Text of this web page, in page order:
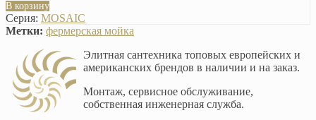
В корзину
Серия: MOSAIC
Метки: фермерская мойка
Элитная сантехника топовых европейских и
американских брендов в наличии и на заказ.
Монтаж, сервисное обслуживание,
собственная инженерная служба.